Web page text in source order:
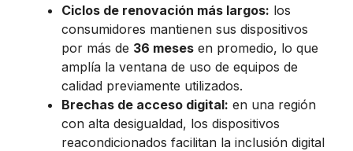
Ciclos de renovación más largos: los
consumidores mantienen sus dispositivos
por más de 36 meses en promedio, lo que
amplía la ventana de uso de equipos de
calidad previamente utilizados.
Brechas de acceso digital: en una región
con alta desigualdad, los dispositivos
reacondicionados facilitan la inclusión digital